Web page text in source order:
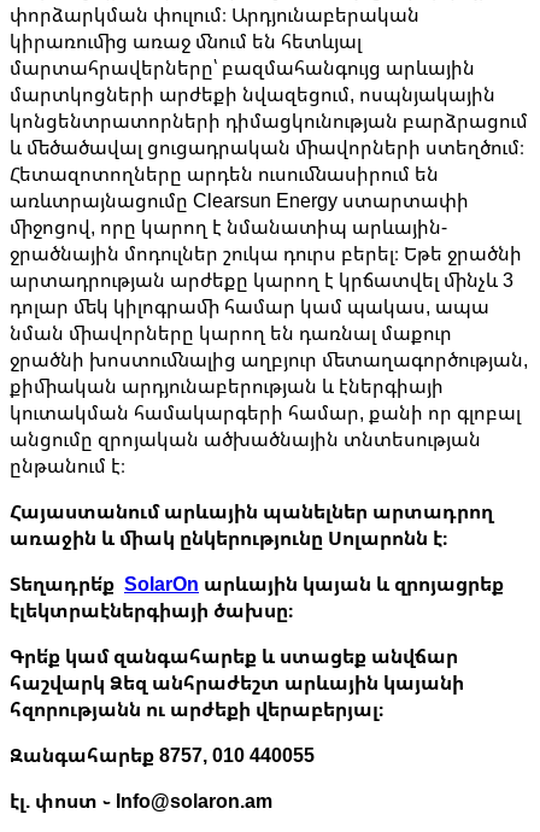
փորձարկման փուլում։ Արդյունաբերական
կիրառումից առաջ մնում են հետևյալ
մարտահրավերները՝ բազմահանգույց արևային
մարտկոցների արժեքի նվազեցում, ոսպնյակային
կոնցենտրատորների դիմացկունության բարձրացում
և մեծածավալ ցուցադրական միավորների ստեղծում։
Հետազոտողները արդեն ուսումնասիրում են
առևտրայնացումը Clearsun Energy ստարտափի
միջոցով, որը կարող է նմանատիպ արևային-
ջրածնային մոդուլներ շուկա դուրս բերել։ Եթե ջրածնի
արտադրության արժեքը կարող է կրճատվել մինչև 3
դոլար մեկ կիլոգրամի համար կամ պակաս, ապա
նման միավորները կարող են դառնալ մաքուր
ջրածնի խոստումնալից աղբյուր մետաղագործության,
քիմիական արդյունաբերության և էներգիայի
կուտակման համակարգերի համար, քանի որ գլոբալ
անցումը զրոյական ածխածնային տնտեսության
ընթանում է։
Հայաստանում արևային պանելներ արտադրող
առաջին և միակ ընկերությունը Սոլարոնն է։
Տեղադրե՛ք SolarOn արևային կայան և զրոյացրեք
էլեկտրաէներգիայի ծախսը։
Գրե՛ք կամ զանգահարեք և ստացեք անվճար
հաշվարկ Ձեզ անհրաժեշտ արևային կայանի
հզորությանն ու արժեքի վերաբերյալ։
Զանգահարեք 8757, 010 440055
էլ. փոստ ֊ Info@solaron.am